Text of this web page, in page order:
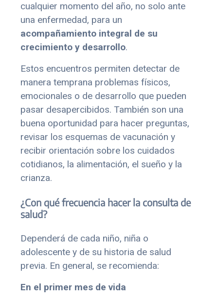
cualquier momento del año, no solo ante
una enfermedad, para un
acompañamiento integral de su
crecimiento y desarrollo.
Estos encuentros permiten detectar de
manera temprana problemas físicos,
emocionales o de desarrollo que pueden
pasar desapercibidos. También son una
buena oportunidad para hacer preguntas,
revisar los esquemas de vacunación y
recibir orientación sobre los cuidados
cotidianos, la alimentación, el sueño y la
crianza.
¿Con qué frecuencia hacer la consulta de
salud?
Dependerá de cada niño, niña o
adolescente y de su historia de salud
previa. En general, se recomienda:
En el primer mes de vida